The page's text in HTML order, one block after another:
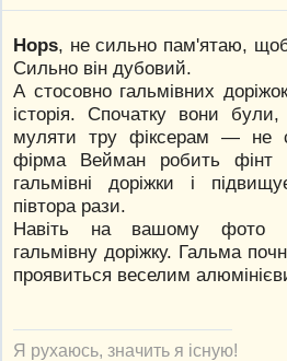
Hops, не сильно пам'ятаю,
Сильно він дубовий.
А стосовно гальмівних
історія. Спочатку вони
муляти тру фіксерам — не
фірма Вейман робить фінт
гальмівні доріжки і
півтора рази.
Навіть на вашому фото
гальмівну доріжку. Гальма
проявиться веселим
Я рухаюсь, значить я існую!